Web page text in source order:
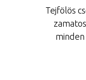
Tejfölös